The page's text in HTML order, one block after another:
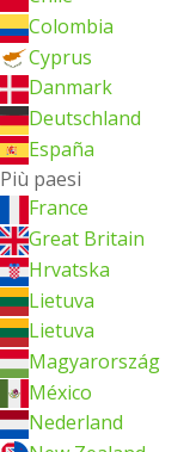
Colombia
Cyprus
Danmark
Deutschland
España
Più paesi
France
Great Britain
Hrvatska
Lietuva
Lietuva
Magyarország
México
Nederland